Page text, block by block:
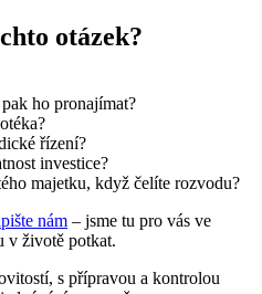
otázek?
ho pronajímat?
řízení?
investice?
majetku, když čelíte rozvodu?
nám – jsme tu pro vás ve
v životě potkat.
s přípravou a kontrolou